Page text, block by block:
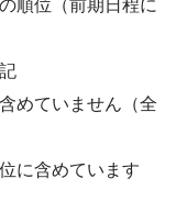
めていません（全
に含めています